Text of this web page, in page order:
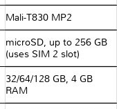
Mali-T830 MP2
microSD, up to 256 GB
(uses SIM 2 slot)
32/64/128 GB, 4 GB
RAM